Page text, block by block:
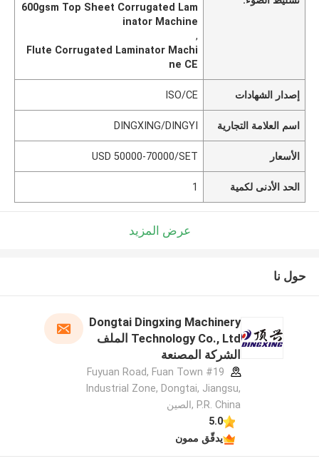
600gsm Top Sheet Corrugated Lam
inator Machine
,
Flute Corrugated Laminator Machi
ne CE
إصدار الشهادات ISO/CE
اسم العلامة التجارية DINGXING/DINGYI
الأسعار USD 50000-70000/SET
الحد الأدنى لكمية 1
عرض المزيد
حول نا
Dongtai Dingxing Machinery
Technology Co., Ltd الملف
الشركة المصنعة
#19 Fuyuan Road, Fuan Town
Industrial Zone, Dongtai, Jiangsu,
P.R. China ,الصين
5.0
يدقّق ممون